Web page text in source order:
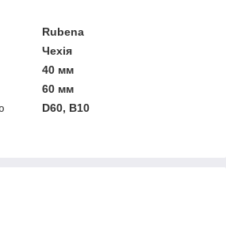
Rubena
Чехія
40 мм
60 мм
D60, B10